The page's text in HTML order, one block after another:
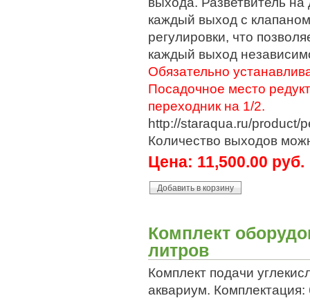
каждый выход с
регулировки, что
каждый выход
Обязательно
Посадочное место
переходник на 1/2.
http://staraqua.ru/product/
Количество выходов
Цена: 11,500.00 руб.
Комплект
литров
Комплект подачи
аквариум.